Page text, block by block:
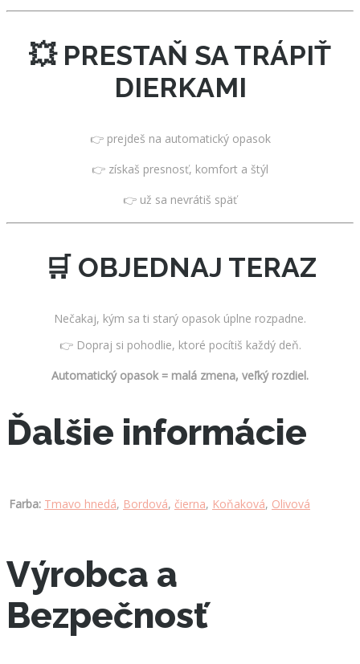
💥 PRESTAŇ SA TRÁPIŤ
DIERKAMI
👉 prejdeš na automatický opasok
👉 získaš presnosť, komfort a štýl
👉 už sa nevrátiš späť
🛒 OBJEDNAJ TERAZ
Nečakaj, kým sa ti starý opasok úplne rozpadne.
👉 Dopraj si pohodlie, ktoré pocítiš každý deň.
Automatický opasok = malá zmena, veľký rozdiel.
Ďalšie informácie
Farba: Tmavo hnedá, Bordová, čierna, Koňaková, Olivová
Výrobca a
Bezpečnosť